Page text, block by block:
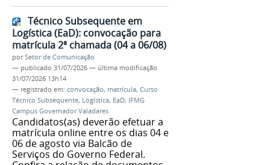
Técnico Subsequente em
Logística (EaD): convocação para
matrícula 2ª chamada (04 a 06/08)
porSetor de Comunicação
— publicado 31/07/2026 — última modificação
31/07/2026 13h14
— registrado em: convocação, matrícula, Curso
Técnico Subsequente, Logística, EaD, IFMG
Campus Governador Valadares
Candidatos(as) deverão efetuar a
matrícula online entre os dias 04 e
06 de agosto via Balcão de
Serviços do Governo Federal.